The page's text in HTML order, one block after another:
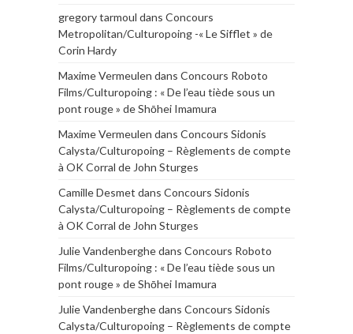
gregory tarmoul dans Concours
Metropolitan/Culturopoing -« Le Sifflet » de
Corin Hardy
Maxime Vermeulen dans Concours Roboto
Films/Culturopoing : « De l’eau tiède sous un
pont rouge » de Shōhei Imamura
Maxime Vermeulen dans Concours Sidonis
Calysta/Culturopoing – Règlements de compte
à OK Corral de John Sturges
Camille Desmet dans Concours Sidonis
Calysta/Culturopoing – Règlements de compte
à OK Corral de John Sturges
Julie Vandenberghedans Concours Roboto
Films/Culturopoing : « De l’eau tiède sous un
pont rouge » de Shōhei Imamura
Julie Vandenberghedans Concours Sidonis
Calysta/Culturopoing – Règlements de compte